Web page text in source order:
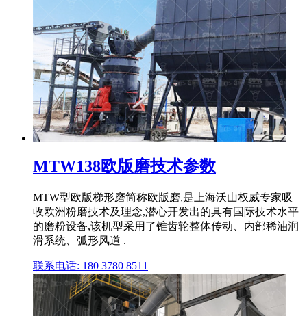
MTW138欧版磨技术参数
MTW型欧版梯形磨简称欧版磨,是上海沃山权威专家吸
收欧洲粉磨技术及理念,潜心开发出的具有国际技术水平
的磨粉设备,该机型采用了锥齿轮整体传动、内部稀油润
滑系统、弧形风道 .
联系电话: 180 3780 8511